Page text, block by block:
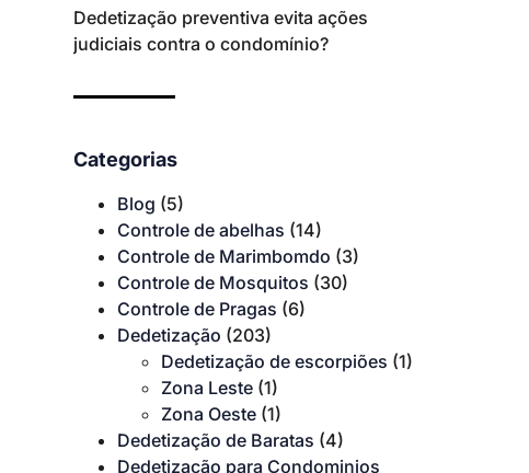
Dedetização preventiva evita ações
judiciais contra o condomínio?
Categorias
Blog (5)
Controle de abelhas (14)
Controle de Marimbomdo (3)
Controle de Mosquitos (30)
Controle de Pragas (6)
Dedetização (203)
Dedetização de escorpiões (1)
Zona Leste (1)
Zona Oeste (1)
Dedetização de Baratas (4)
Dedetização para Condominios